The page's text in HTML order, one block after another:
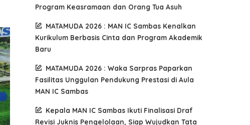
Program Keasramaan dan Orang Tua Asuh
MATAMUDA 2026 : MAN IC Sambas Kenalkan
Kurikulum Berbasis Cinta dan Program Akademik
Baru
MATAMUDA 2026 : Waka Sarpras Paparkan
Fasilitas Unggulan Pendukung Prestasi di Aula
MAN IC Sambas
Kepala MAN IC Sambas Ikuti Finalisasi Draf
Revisi Juknis Pengelolaan, Siap Wujudkan Tata